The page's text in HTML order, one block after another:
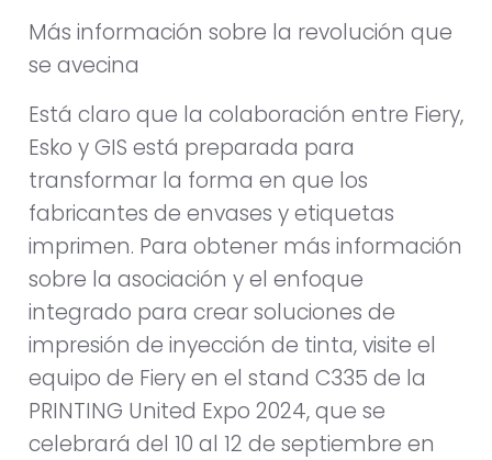
Más información sobre la revolución que
se avecina
Está claro que la colaboración entre Fiery,
Esko y GIS está preparada para
transformar la forma en que los
fabricantes de envases y etiquetas
imprimen. Para obtener más información
sobre la asociación y el enfoque
integrado para crear soluciones de
impresión de inyección de tinta, visite el
equipo de Fiery en el stand C335 de la
PRINTING United Expo 2024, que se
celebrará del 10 al 12 de septiembre en